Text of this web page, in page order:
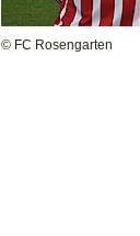
© FC Rosengarten